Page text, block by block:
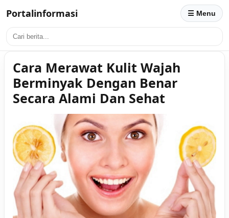
Portalinformasi ☰ Menu
Cara Merawat Kulit Wajah
Berminyak Dengan Benar
Secara Alami Dan Sehat